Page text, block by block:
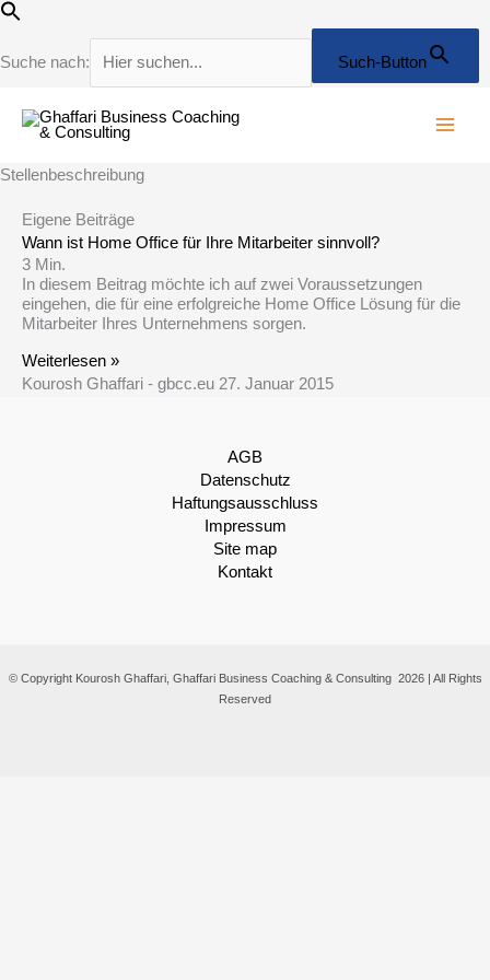
Suche nach: Such-Button
Zum
springen
Stellenbeschreibung
Eigene Beiträge
Wann ist Home Office für Ihre Mitarbeiter sinnvoll?
3 Min.
In diesem Beitrag möchte ich auf zwei Voraussetzungen
eingehen, die für eine erfolgreiche Home Office Lösung für die
Mitarbeiter Ihres Unternehmens sorgen.
Weiterlesen »
Kourosh Ghaffari - gbcc.eu 27. Januar 2015
AGB
Datenschutz
Haftungsausschluss
Impressum
Site map
Kontakt
© Copyright Kourosh Ghaffari, Ghaffari Business Coaching & Consulting 2026 | All Rights
Reserved